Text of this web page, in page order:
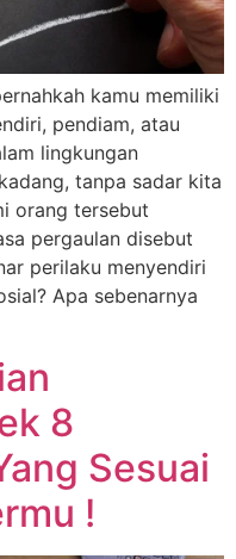
kamu memiliki
pendiam, atau
lingkungan
tanpa sadar kita
orang tersebut
pergaulan disebut
perilaku menyendiri
Apa sebenarnya
8
Sesuai
!